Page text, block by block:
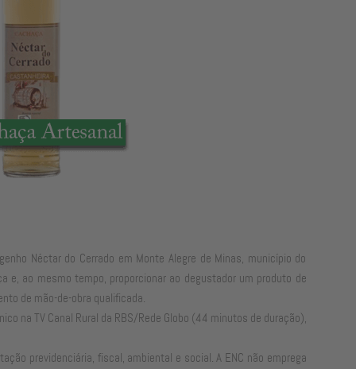
Néctar do Cerrado em Monte Alegre de Minas, município do
e, ao mesmo tempo, proporcionar ao degustador um produto de
de mão-de-obra qualificada.
na TV Canal Rural da RBS/Rede Globo (44 minutos de duração),
previdenciária, fiscal, ambiental e social. A ENC não emprega